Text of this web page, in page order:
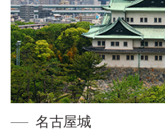
名古屋城